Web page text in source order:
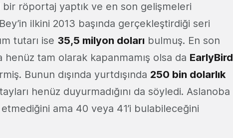
bir röportaj yaptık ve en son gelişmeleri
ilkini 2013 başında gerçekleştirdiği seri
tutarı ise 35,5 milyon doları bulmuş. En son
henüz tam olarak kapanmamış olsa da EarlyBird
Bunun dışında yurtdışında 250 bin dolarlık
henüz duyurmadığını da söyledi. Aslanoba
etmediğini ama 40 veya 41’i bulabileceğini